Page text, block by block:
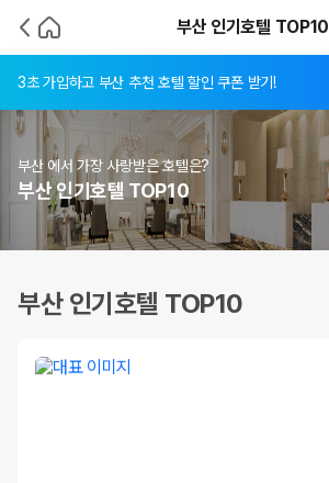
부산 인기호텔 TOP10
3초 가입하고 부산 추천 호텔 할인 쿠폰 받기!
부산 에서 가장 사랑받은 호텔은?
부산 인기호텔 TOP10
부산 인기호텔 TOP10